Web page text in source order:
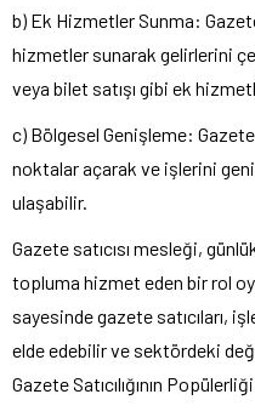
b) Ek Hizmetler Sunma:
hizmetler sunarak gelirlerini
veya bilet satışı gibi ek
c) Bölgesel Genişleme: Gazete
noktalar açarak ve işlerini
ulaşabilir.
Gazete satıcısı mesleği,
topluma hizmet eden bir rol
sayesinde gazete satıcıları,
elde edebilir ve sektördeki
Gazete Satıcılığının